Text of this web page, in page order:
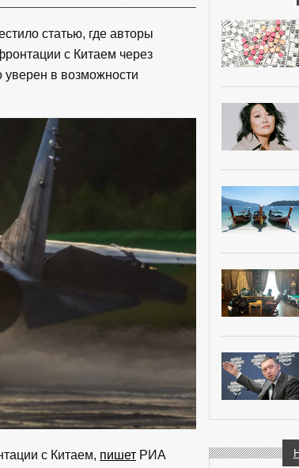
статью, где авторы
с Китаем через
в возможности
с Китаем, пишет РИА